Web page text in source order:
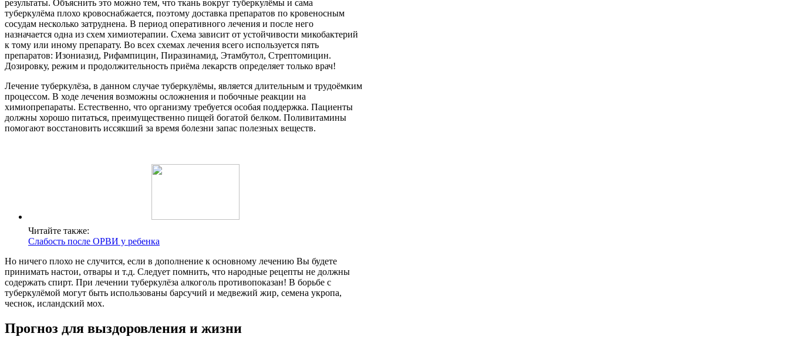
результаты. Объяснить это можно тем, что ткань вокруг туберкулёмы и сама
туберкулёма плохо кровоснабжается, поэтому доставка препаратов по кровеносным
сосудам несколько затруднена. В период оперативного лечения и после него
назначается одна из схем химиотерапии. Схема зависит от устойчивости микобактерий
к тому или иному препарату. Во всех схемах лечения всего используется пять
препаратов: Изониазид, Рифампицин, Пиразинамид, Этамбутол, Стрептомицин.
Дозировку, режим и продолжительность приёма лекарств определяет только врач!
Лечение туберкулёза, в данном случае туберкулёмы, является длительным и трудоёмким
процессом. В ходе лечения возможны осложнения и побочные реакции на
химиопрепараты. Естественно, что организму требуется особая поддержка. Пациенты
должны хорошо питаться, преимущественно пищей богатой белком. Поливитамины
помогают восстановить иссякший за время болезни запас полезных веществ.
Читайте также:
Слабость после ОРВИ у ребенка
Но ничего плохо не случится, если в дополнение к основному лечению Вы будете
принимать настои, отвары и т.д. Следует помнить, что народные рецепты не должны
содержать спирт. При лечении туберкулёза алкоголь противопоказан! В борьбе с
туберкулёмой могут быть использованы барсучий и медвежий жир, семена укропа,
чеснок, исландский мох.
Прогноз для выздоровления и жизни